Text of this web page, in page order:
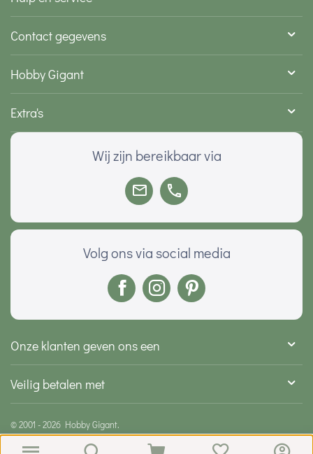
Contact gegevens
Hobby Gigant
Extra's
Wij zijn bereikbaar via
Volg ons via social media
Onze klanten geven ons een
Veilig betalen met
© 2001 - 2026 Hobby Gigant.